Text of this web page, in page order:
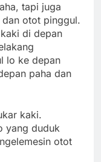
tapi juga
otot pinggul.
di depan
lo ke depan
paha dan
kaki.
yang duduk
otot